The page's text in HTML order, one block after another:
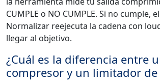
CUMPLE o NO CUMPLE. Si no cumple,
Normalizar reejecuta la cadena con
llegar al objetivo.
¿Cuál es la diferencia entre
compresor y un limitador de